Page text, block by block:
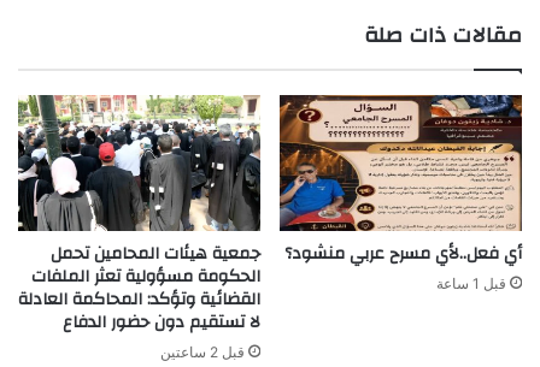
مقالات ذات صلة
أي فعل..لأي مسرح عربي منشود؟
قبل 1 ساعة
جمعية هيئات المحامين تحمل
الحكومة مسؤولية تعثر الملفات
القضائية وتؤكد: المحاكمة العادلة
لا تستقيم دون حضور الدفاع
قبل 2 ساعتين